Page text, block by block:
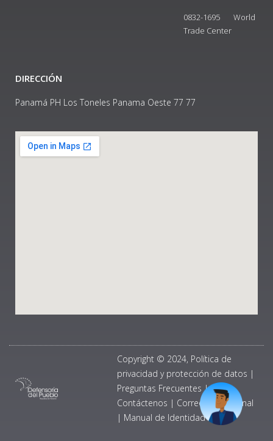
0832-1695 World
Trade Center
DIRECCIÓN
Panamá PH Los Toneles Panama Oeste 77 77
Copyright © 2024, Política de
privacidad y protección de datos |
Preguntas Frecuentes |
Contáctenos | Correo Institucional
| Manual de Identidad Visual